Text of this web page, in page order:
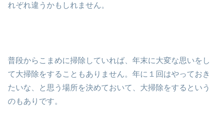
れぞれ違うかもしれません。
普段からこまめに掃除していれば、年末に大変な思いをし
て大掃除をすることもありません。年に１回はやっておき
たいな、と思う場所を決めておいて、大掃除をするという
のもありです。